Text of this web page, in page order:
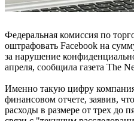
Федеральная комиссия по
оштрафовать Facebook на
за нарушение
апреля, сообщила газета The
Именно такую цифру
финансовом отчете, заявив,
расходы в размере от трех до